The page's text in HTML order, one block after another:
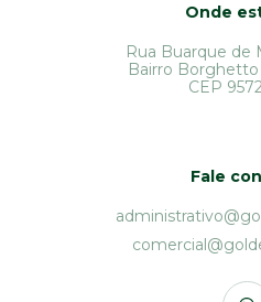
Onde
Rua Buarque de
Bairro Borghetto
CEP
Fale